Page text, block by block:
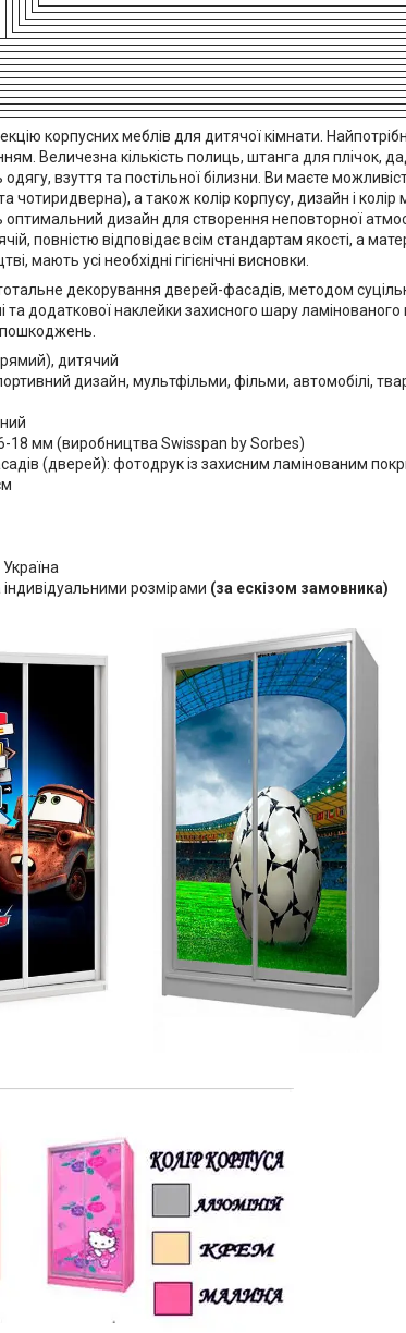
корпусних меблів для дитячої кімнати.
Величезна кількість полиць, штанга для плічок,
одягу, взуття та постільної білизни. Ви маєте
а також колір корпусу, дизайн і
дизайн для створення неповторної
повністю відповідає всім стандартам якості, а
мають усі необхідні гігієнічні висновки.
декорування дверей-фасадів, методом
та додаткової наклейки захисного шару ламінованого
дитячий
дизайн, мультфільми, фільми, автомобілі,
18 мм (виробництва Swisspan by Sorbes)
(дверей): фотодрук із захисним ламінованим
розмірами (за ескізом замовника)